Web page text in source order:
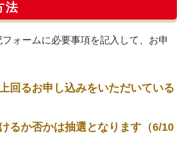
法
フォームに必要事項を記入して、お申
回るお申し込みをいただいている
るか否かは抽選となります（6/10